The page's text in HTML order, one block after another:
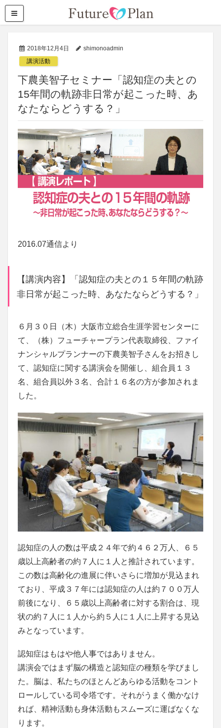
2018年12月4日
shimonoadmin
講演活動
下農美智子セミナー「認知症の夫との
15年間の軌跡非日常が起こった時、あ
なたならどうする？」
2016.07通信より
【講演内容】「認知症の夫との１５年間の軌跡
非日常が起こった時、あなたならどうする？」
６月３０日（木）大阪市立総合生涯学習センターに
て、（株）フューチャープラン代表取締役、ファイ
ナンシャルプランナーの下農美智子さんをお招きし
て、認知症に関する講演会を開催し、組合員１３
名、組合員以外３名、合計１６名の方が参加されま
した。
認知症の人の数は平成２４年で約４６２万人、６５
歳以上高齢者の約７人に１人と推計されています。
この数は高齢化の進展に伴いさらに増加が見込まれ
ており、平成３７年には認知症の人は約７００万人
前後になり、６５歳以上高齢者に対する割合は、現
状の約７人に１人から約５人に１人に上昇する見込
みとなっています。
認知症はもはや他人事ではありません。
講演会ではまず脳の構造と認知症の種類を学びまし
た。脳は、私たちのほとんどあらゆる活動をコント
ロールしている司令塔です。それがうまく働かなけ
れば、精神活動も身体活動もスムーズに運ばなくな
ります。